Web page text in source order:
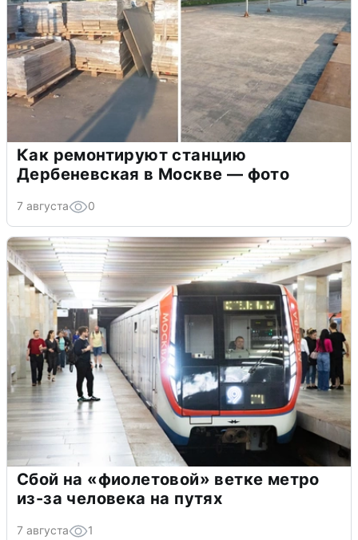
Как ремонтируют станцию
Дербеневская в Москве — фото
7 августа 0
Сбой на «фиолетовой» ветке метро
из-за человека на путях
7 августа 1